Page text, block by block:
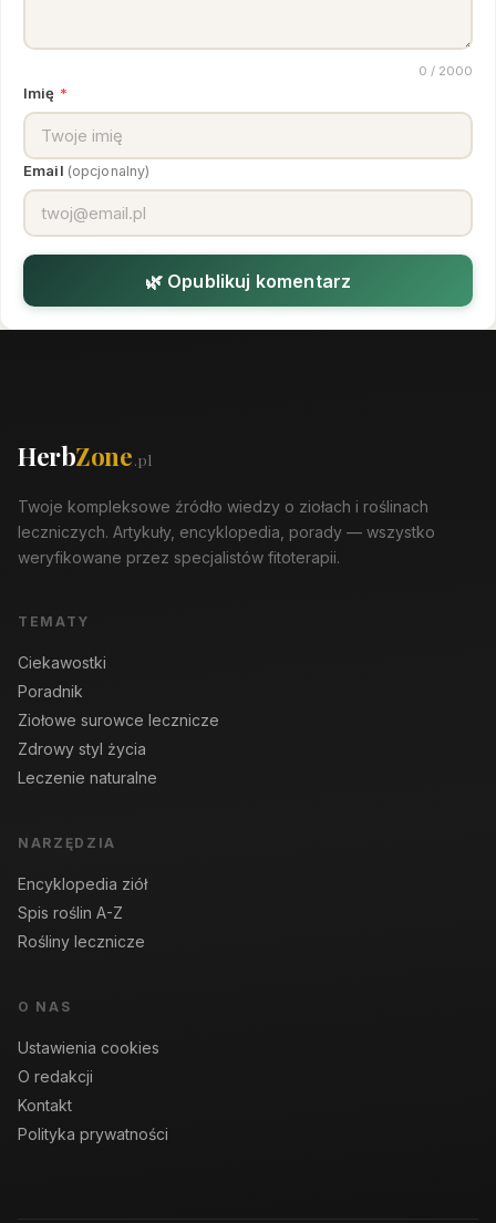
0 / 2000
Imię *
Email (opcjonalny)
🌿 Opublikuj komentarz
HerbZone.pl
Twoje kompleksowe źródło wiedzy o ziołach i roślinach
leczniczych. Artykuły, encyklopedia, porady — wszystko
weryfikowane przez specjalistów fitoterapii.
TEMATY
Ciekawostki
Poradnik
Ziołowe surowce lecznicze
Zdrowy styl życia
Leczenie naturalne
NARZĘDZIA
Encyklopedia ziół
Spis roślin A-Z
Rośliny lecznicze
O NAS
Ustawienia cookies
O redakcji
Kontakt
Polityka prywatności